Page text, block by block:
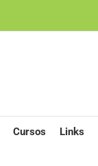
Cursos Links